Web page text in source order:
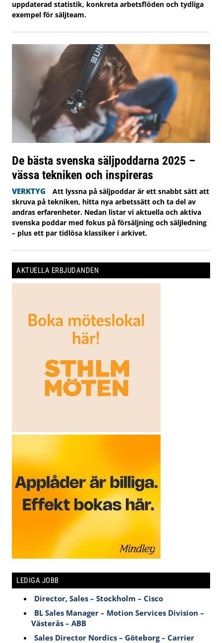
uppdaterad statistik, konkreta arbetsflöden och tydliga
exempel för säljteam.
De bästa svenska säljpoddarna 2025 –
vässa tekniken och inspireras
VERKTYG
Att lyssna på säljpoddar är ett snabbt sätt att
skruva på tekniken, hitta nya arbetssätt och ta del av
andras erfarenheter. Nedan listar vi aktuella och aktiva
svenska poddar med fokus på försäljning och säljledning
– plus ett par tidlösa klassiker i arkivet.
AKTUELLA ERBJUDANDEN
LEDIGA JOBB
Director, Sales – Stockholm – Cisco
BL Sales Manager – Motion Services Division –
Västerås – ABB
Sales Director Nordics – Göteborg – Carrier